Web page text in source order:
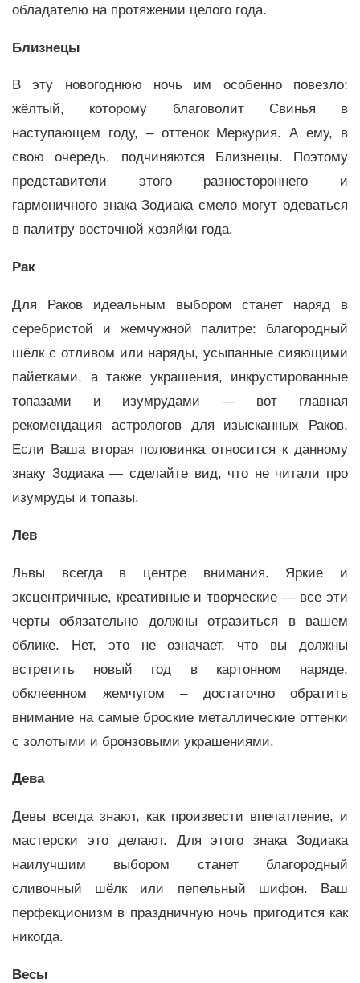
обладателю на протяжении целого года.
Близнецы
В эту новогоднюю ночь им особенно повезло:
жёлтый, которому благоволит Свинья в
наступающем году, – оттенок Меркурия. А ему, в
свою очередь, подчиняются Близнецы. Поэтому
представители этого разностороннего и
гармоничного знака Зодиака смело могут одеваться
в палитру восточной хозяйки года.
Рак
Для Раков идеальным выбором станет наряд в
серебристой и жемчужной палитре: благородный
шёлк с отливом или наряды, усыпанные сияющими
пайетками, а также украшения, инкрустированные
топазами и изумрудами — вот главная
рекомендация астрологов для изысканных Раков.
Если Ваша вторая половинка относится к данному
знаку Зодиака — сделайте вид, что не читали про
изумруды и топазы.
Лев
Львы всегда в центре внимания. Яркие и
эксцентричные, креативные и творческие — все эти
черты обязательно должны отразиться в вашем
облике. Нет, это не означает, что вы должны
встретить новый год в картонном наряде,
обклеенном жемчугом – достаточно обратить
внимание на самые броские металлические оттенки
с золотыми и бронзовыми украшениями.
Дева
Девы всегда знают, как произвести впечатление, и
мастерски это делают. Для этого знака Зодиака
наилучшим выбором станет благородный
сливочный шёлк или пепельный шифон. Ваш
перфекционизм в праздничную ночь пригодится как
никогда.
Весы